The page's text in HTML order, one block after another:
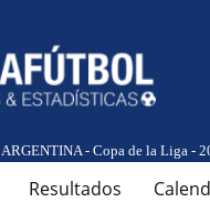
ARGENTINA - Copa de la Liga -
Resultados